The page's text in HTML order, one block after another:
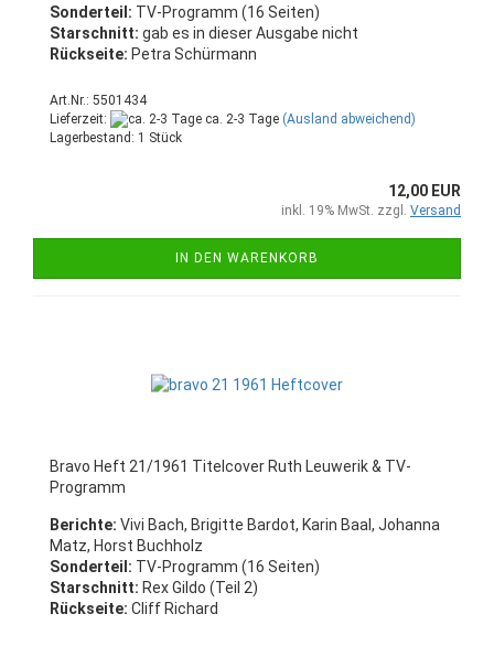
Sonderteil: TV-Programm (16 Seiten)
Starschnitt: gab es in dieser Ausgabe nicht
Rückseite: Petra Schürmann
Art.Nr.: 5501434
Lieferzeit:
ca. 2-3 Tage (Ausland abweichend)
Lagerbestand: 1 Stück
12,00 EUR
inkl. 19% MwSt. zzgl. Versand
IN DEN WARENKORB
Bravo Heft 21/1961 Titelcover Ruth Leuwerik & TV-
Programm
Berichte: Vivi Bach, Brigitte Bardot, Karin Baal, Johanna
Matz, Horst Buchholz
Sonderteil: TV-Programm (16 Seiten)
Starschnitt: Rex Gildo (Teil 2)
Rückseite: Cliff Richard